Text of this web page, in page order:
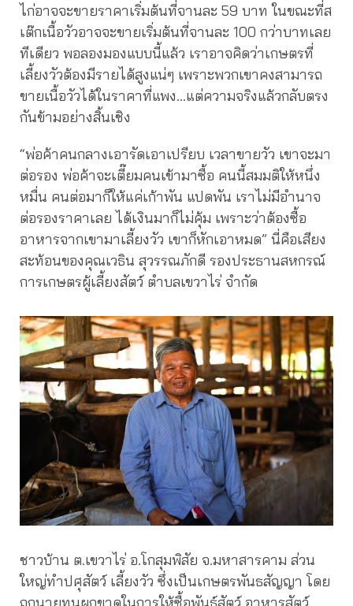
ไก่อาจจะขายราคาเริ่มต้นที่จานละ 59 บาท ในขณะที่ส
เต๊กเนื้อวัวอาจจะขายเริ่มต้นที่จานละ 100 กว่าบาทเลย
ทีเดียว พอลองมองแบบนี้แล้ว เราอาจคิดว่าเกษตรที่
เลี้ยงวัวต้องมีรายได้สูงแน่ๆ เพราะพวกเขาคงสามารถ
ขายเนื้อวัวได้ในราคาที่แพง…แต่ความจริงแล้วกลับตรง
กันข้ามอย่างสิ้นเชิง
“พ่อค้าคนกลางเอารัดเอาเปรียบ เวลาขายวัว เขาจะมา
ต่อรอง พ่อค้าจะเตี๊ยมคนเข้ามาซื้อ คนนี้สมมติให้หนึ่ง
หมื่น คนต่อมาก็ให้แค่เก้าพัน แปดพัน เราไม่มีอำนาจ
ต่อรองราคาเลย ได้เงินมาก็ไม่คุ้ม เพราะว่าต้องซื้อ
อาหารจากเขามาเลี้ยงวัว เขาก็หักเอาหมด” นี่คือเสียง
สะท้อนของคุณเวธิน สุวรรณภักดี รองประธานสหกรณ์
การเกษตรผู้เลี้ยงสัตว์ ตำบลเขวาไร่ จำกัด
ชาวบ้าน ต.เขวาไร่ อ.โกสุมพิสัย จ.มหาสารคาม ส่วน
ใหญ่ทำปศุสัตว์ เลี้ยงวัว ซึ่งเป็นเกษตรพันธสัญญา โดย
ถูกนายทุนผูกขาดในการให้ซื้อพันธุ์สัตว์ อาหารสัตว์